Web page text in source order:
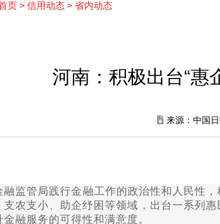
页 > 信用动态 > 省内动态
河南：积极出台“惠
来源：中国日
监管局践行金融工作的政治性和人民性，
支农支小、助企纾困等领域，出台一系列
融服务的可得性和满意度。